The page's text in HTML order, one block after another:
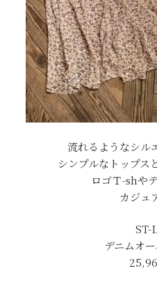
流れるようなシル
シンプルなトップス
ロゴＴ-shや
カジュ
ST-
デニムオ